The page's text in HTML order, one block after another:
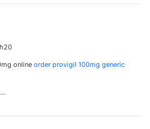
online order provigil 100mg generic